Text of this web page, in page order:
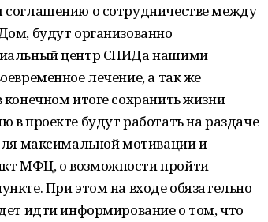
соглашению о сотрудничестве между
будут организованно
центр СПИДа нашими
лечение, а так же
итоге сохранить жизни
проекте будут работать на раздаче
максимальной мотивации и
МФЦ, о возможности пройти
При этом на входе обязательно
идти информирование о том, что